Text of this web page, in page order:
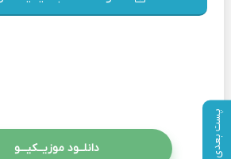
پست بعدی دانلــود موزیــکیـــو